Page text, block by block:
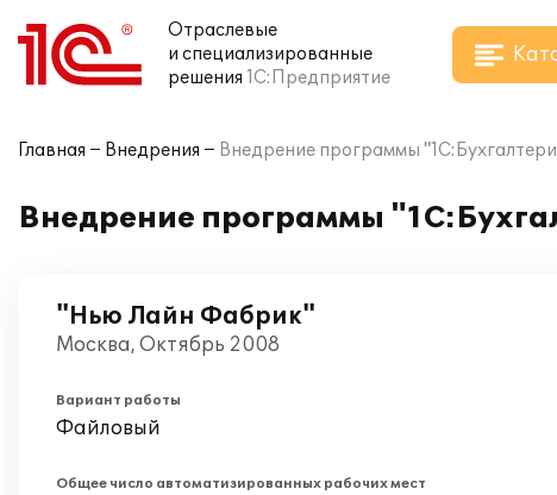
Отраслевые
и специализированные
решения 1С:Предприятие
Главная Внедрения Внедрение программы
Внедрение программы
"Нью Лайн Фабрик"
Москва, Октябрь 2008
Вариант работы
Файловый
Общее число автоматизированных рабочих мест